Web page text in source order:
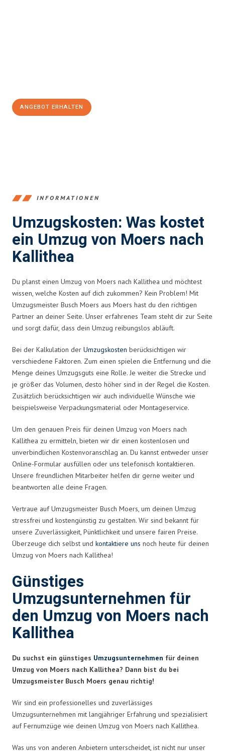
ANGEBOT ERHALTEN
INFORMATIONEN
Umzugskosten: Was kostet
ein Umzug von Moers nach
Kallithea
Du planst einen Umzug von Moers nach Kallithea und möchtest
wissen, welche Kosten auf dich zukommen? Kein Problem! Mit
Umzugsmeister Busch Moers aus Moers hast du den richtigen
Partner an deiner Seite. Unser erfahrenes Team steht dir zur Seite
und sorgt dafür, dass dein Umzug reibungslos abläuft.
Bei der Kalkulation der Umzugskosten berücksichtigen wir
verschiedene Faktoren. Zum einen spielen die Entfernung und die
Menge deines Umzugsguts eine Rolle. Je weiter die Strecke und
je größer das Volumen, desto höher sind in der Regel die Kosten.
Zusätzlich berücksichtigen wir auch individuelle Wünsche wie
beispielsweise Verpackungsmaterial oder Montageservice.
Um den genauen Preis für deinen Umzug von Moers nach
Kallithea zu ermitteln, bieten wir dir einen kostenlosen und
unverbindlichen Kostenvoranschlag an. Du kannst entweder unser
Online-Formular ausfüllen oder uns telefonisch kontaktieren.
Unsere freundlichen Mitarbeiter helfen dir gerne weiter und
beantworten alle deine Fragen.
Vertraue auf Umzugsmeister Busch Moers, um deinen Umzug
stressfrei und kostengünstig zu gestalten. Wir sind bekannt für
unsere Zuverlässigkeit, Pünktlichkeit und unsere fairen Preise.
Überzeuge dich selbst und kontaktiere uns noch heute für deinen
Umzug von Moers nach Kallithea!
Günstiges
Umzugsunternehmen für
den Umzug von Moers nach
Kallithea
Du suchst ein günstiges Umzugsunternehmen für deinen
Umzug von Moers nach Kallithea? Dann bist du bei
Umzugsmeister Busch Moers genau richtig!
Wir sind ein professionelles und zuverlässiges
Umzugsunternehmen mit langjähriger Erfahrung und spezialisiert
auf Fernumzüge wie deinen Umzug von Moers nach Kallithea.
Was uns von anderen Anbietern unterscheidet, ist nicht nur unser